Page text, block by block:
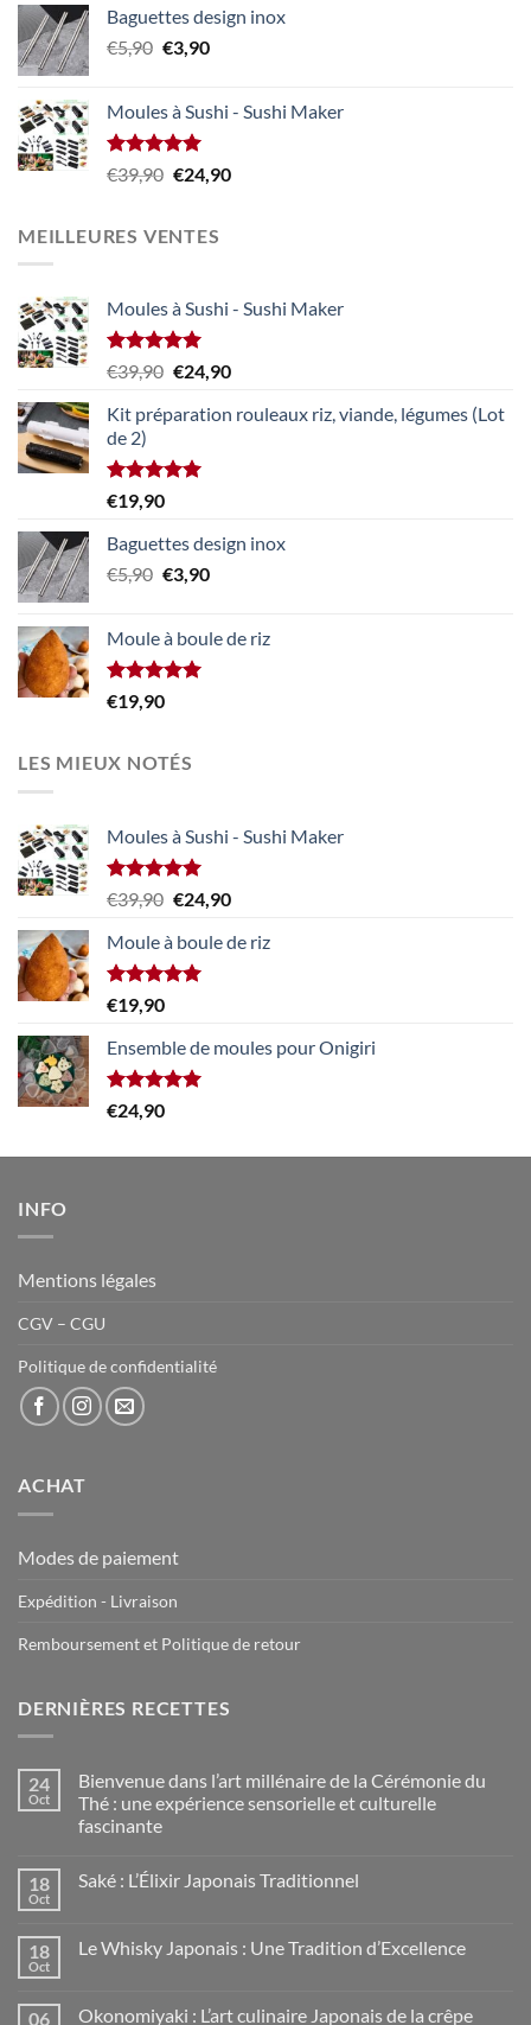
€29,90
Baguettes design inox
€5,90 Le
était :
€5,90.
€3,90Le
est :
Moules à Sushi - Sushi Maker
Note5.00
sur 5
€39,90 Le
était :
€24,90Le
MEILLEURES VENTES
Moules à Sushi - Sushi Maker
Note5.00
sur 5
€39,90 Le
initial
€39,90.
€24,90Le
actuel
Kit préparation rouleaux riz, viande, légumes (Lot
de 2)
Note5.00
sur 5
€19,90
Baguettes design inox
€5,90 Le
était :
€5,90.
€3,90Le
est :
Moule à boule de riz
Note5.00
sur 5
€19,90
LES MIEUX NOTÉS
Moules à Sushi - Sushi Maker
Note5.00
sur 5
€39,90 Le
initial
était :
€24,90Le
actuel
Moule à boule de riz
Note5.00
sur 5
€19,90
Ensemble de moules pour Onigiri
Note5.00
sur 5
€24,90
INFO
Mentions légales
CGV – CGU
Politique de confidentialité
ACHAT
Modes de paiement
Expédition - Livraison
Remboursement et Politique de retour
DERNIÈRES RECETTES
24
Oct
Bienvenue dans l’art millénaire de la Cérémonie du
Thé : une expérience sensorielle et culturelle
fascinante
18
Oct
Saké : L’Élixir Japonais Traditionnel
18
Oct
Le Whisky Japonais : Une Tradition d’Excellence
06 Okonomiyaki : L’art culinaire Japonais de la crêpe